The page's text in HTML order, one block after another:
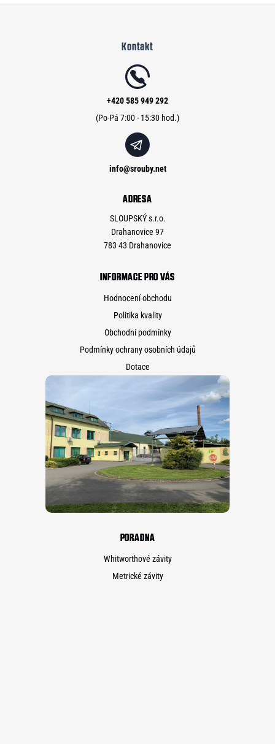
Kontakt
info@srouby.net
+420 585 949 292
ADRESA
SLOUPSKÝ s.r.o.
Drahanovice 97
783 43 Drahanovice
INFORMACE PRO VÁS
Hodnocení obchodu
Politika kvality
Obchodní podmínky
Podmínky ochrany osobních údajů
Dotace
PORADNA
Whitworthové závity
Metrické závity